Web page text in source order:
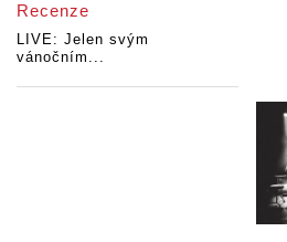
Recenze
LIVE: Jelen svým
vánočním...